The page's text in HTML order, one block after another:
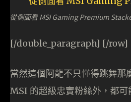
從側面看 MSI Gaming Premium
[/double_paragraph] [/row]
當然這個阿龍不只懂得跳舞那
MSI 的超級忠實粉絲外，都可